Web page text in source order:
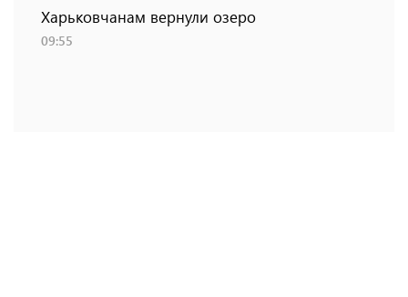
Харьковчанам вернули озеро
09:55